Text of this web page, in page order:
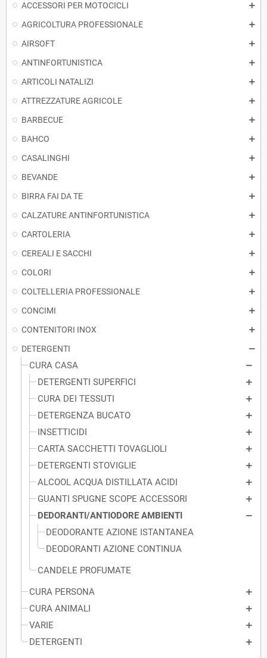
ACCESSORI PER MOTOCICLI
AGRICOLTURA PROFESSIONALE
AIRSOFT
ANTINFORTUNISTICA
ARTICOLI NATALIZI
ATTREZZATURE AGRICOLE
BARBECUE
BAHCO
CASALINGHI
BEVANDE
BIRRA FAI DA TE
CALZATURE ANTINFORTUNISTICA
CARTOLERIA
CEREALI E SACCHI
COLORI
COLTELLERIA PROFESSIONALE
CONCIMI
CONTENITORI INOX
DETERGENTI
CURA CASA
DETERGENTI SUPERFICI
CURA DEI TESSUTI
DETERGENZA BUCATO
INSETTICIDI
CARTA SACCHETTI TOVAGLIOLI
DETERGENTI STOVIGLIE
ALCOOL ACQUA DISTILLATA ACIDI
GUANTI SPUGNE SCOPE ACCESSORI
DEDORANTI/ANTIODORE AMBIENTI
DEODORANTE AZIONE ISTANTANEA
DEODORANTI AZIONE CONTINUA
CANDELE PROFUMATE
CURA PERSONA
CURA ANIMALI
VARIE
DETERGENTI